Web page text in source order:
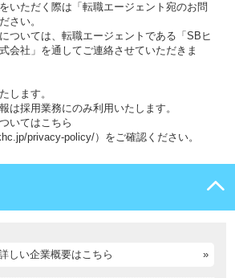
いただく際は「転職エージェント宛のお問
さい。
ついては、転職エージェントである「SBヒ
会社」を通してご連絡させていただきま
します。
は採用業務にのみ利用いたします。
いてはこちら
privacy-policy/）をご確認ください。
しい企業概要はこちら